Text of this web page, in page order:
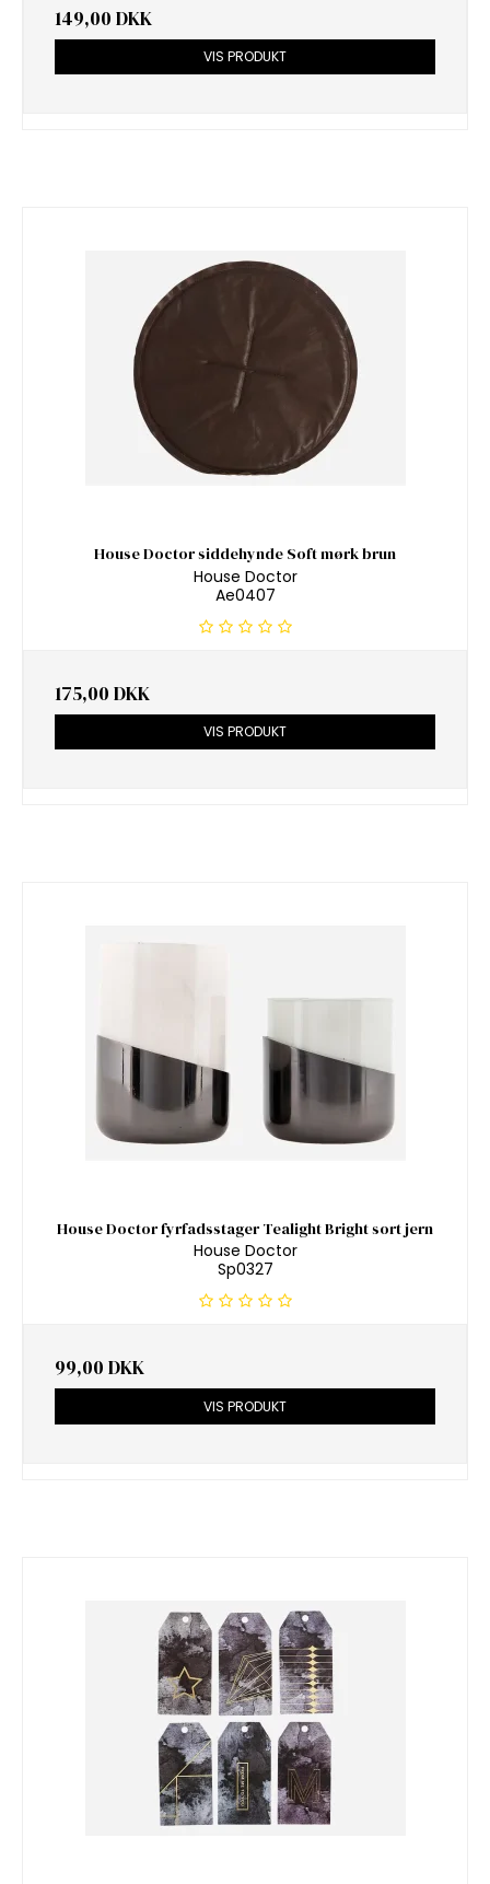
149,00 DKK
VIS PRODUKT
House Doctor siddehynde Soft mørk brun
House Doctor
Ae0407
175,00 DKK
VIS PRODUKT
House Doctor fyrfadsstager Tealight Bright sort jern
House Doctor
Sp0327
99,00 DKK
VIS PRODUKT